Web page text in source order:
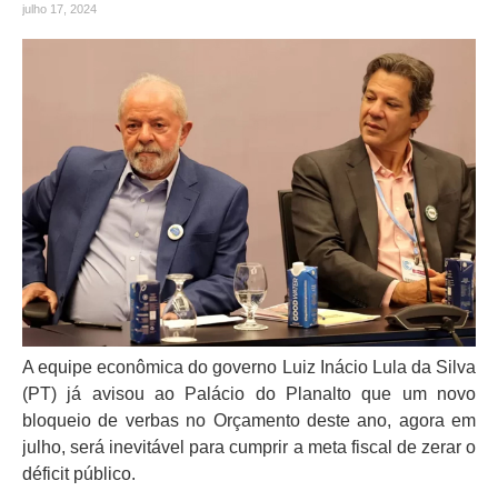
julho 17, 2024
A equipe econômica do governo Luiz Inácio Lula da Silva
(PT) já avisou ao Palácio do Planalto que um novo
bloqueio de verbas no Orçamento deste ano, agora em
julho, será inevitável para cumprir a meta fiscal de zerar o
déficit público.